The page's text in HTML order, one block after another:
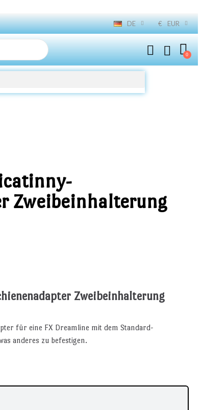
DE € EUR
Zweibeinhalterung
Zweibeinhalterung
für eine FX Dreamline mit dem Standard-
anderes zu befestigen.